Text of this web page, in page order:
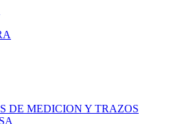
DE MEDICION Y TRAZOS